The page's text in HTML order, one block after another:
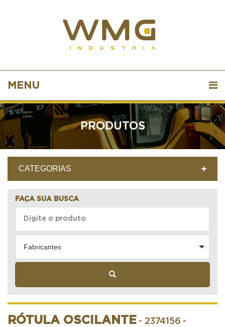
MENU
PRODUTOS
CATEGORIAS
FAÇA SUA BUSCA
Fabricantes
RÓTULA OSCILANTE - 2374156 -